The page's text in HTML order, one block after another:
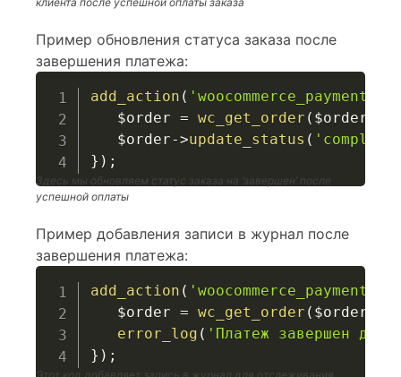
Пример обновления статуса заказа после
завершения платежа:
add_action (
$order = wc_get_order ( $order_id
$order->update_status (
} ) ;
Здесь мы обновляем статус заказа на ‘завершен’ после
успешной оплаты
Пример добавления записи в журнал после
завершения платежа:
add_action (
$order = wc_get_order ( $order_id
error_log ( 'Платеж завершен для
} ) ;